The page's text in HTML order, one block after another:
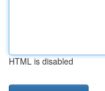
HTML is disabled